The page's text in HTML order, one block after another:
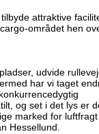
attraktive
området hen
udvide
har vi taget
og set i det lys er
marked for
Hessellund.